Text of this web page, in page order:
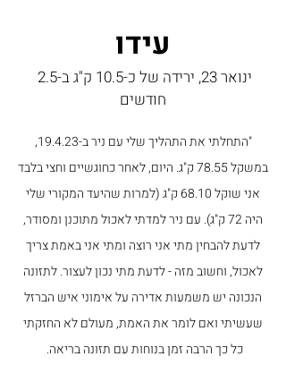
עידו
חודשים
"התחלתי את התהליך שלי עם ניר ב-19.4.23,
במשקל 78.55 ק"ג. היום, לאחר כחוגשיים וחצי בלבד
אני שוקל 68.10 ק"ג (למרות שהיעד המקורי שלי
היה 72 ק"ג). עם ניר למדתי לאכול מתוכנן ומסודר,
לדעת להבחין מתי אני רוצה ומתי אני באמת צריך
לאכול, וחשוב מזה - לדעת מתי נכון לעצור. לתזונה
הנכונה יש משמעות אדירה על אימוני איש הברזל
שעשיתי ואם לומר את האמת, מעולם לא החזקתי
כל כך הרבה זמן בנוחות עם תזונה בריאה.